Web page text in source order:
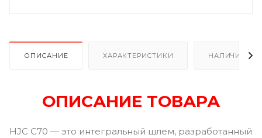
ОПИСАНИЕ ХАРАКТЕРИСТИКИ НАЛИЧИЕ В
ОПИСАНИЕ ТОВАРА
HJC C70 — это интегральный шлем, разработанный